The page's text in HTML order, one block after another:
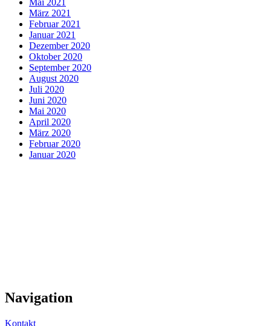
Mai 2021
März 2021
Februar 2021
Januar 2021
Dezember 2020
Oktober 2020
September 2020
August 2020
Juli 2020
Juni 2020
Mai 2020
April 2020
März 2020
Februar 2020
Januar 2020
Navigation
Kontakt